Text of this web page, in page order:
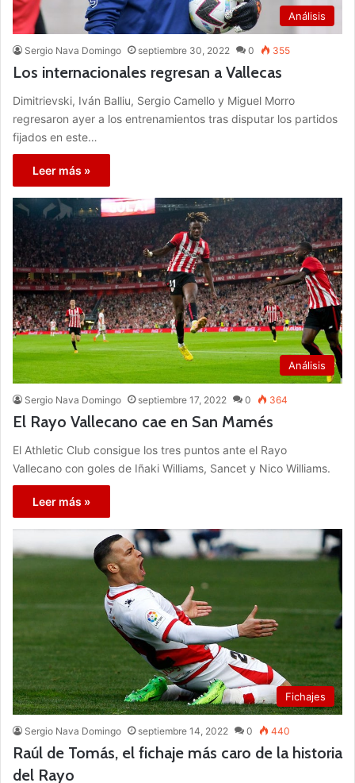
Análisis
Sergio Nava Domingo septiembre 30, 2022 0 355
Los internacionales regresan a Vallecas
Dimitrievski, Iván Balliu, Sergio Camello y Miguel Morro
regresaron ayer a los entrenamientos tras disputar los partidos
fijados en este…
Leer más »
Análisis
Sergio Nava Domingo septiembre 17, 2022 0 364
El Rayo Vallecano cae en San Mamés
El Athletic Club consigue los tres puntos ante el Rayo
Vallecano con goles de Iñaki Williams, Sancet y Nico Williams.
Leer más »
Fichajes
Sergio Nava Domingo septiembre 14, 2022 0 440
Raúl de Tomás, el fichaje más caro de la historia
del Rayo